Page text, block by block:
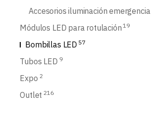
Accesorios iluminación emergencia
Módulos LED para rotulación 19
Bombillas LED 57
Tubos LED 9
Expo 2
Outlet 216